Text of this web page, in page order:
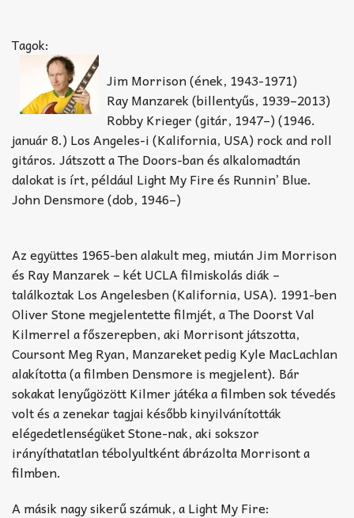
Tagok:
Jim Morrison (ének, 1943-1971)
Ray Manzarek (billentyűs, 1939–2013)
Robby Krieger (gitár, 1947–) (1946.
január 8.) Los Angeles-i (Kalifornia, USA) rock and roll
gitáros. Játszott a The Doors-ban és alkalomadtán
dalokat is írt, például Light My Fire és Runnin’ Blue.
John Densmore (dob, 1946–)
Az együttes 1965-ben alakult meg, miután Jim Morrison
és Ray Manzarek – két UCLA filmiskolás diák –
találkoztak Los Angelesben (Kalifornia, USA). 1991-ben
Oliver Stone megjelentette filmjét, a The Doorst Val
Kilmerrel a főszerepben, aki Morrisont játszotta,
Coursont Meg Ryan, Manzareket pedig Kyle MacLachlan
alakította (a filmben Densmore is megjelent). Bár
sokakat lenyűgözött Kilmer játéka a filmben sok tévedés
volt és a zenekar tagjai később kinyilvánították
elégedetlenségüket Stone-nak, aki sokszor
irányíthatatlan tébolyultként ábrázolta Morrisont a
filmben.
A másik nagy sikerű számuk, a Light My Fire: